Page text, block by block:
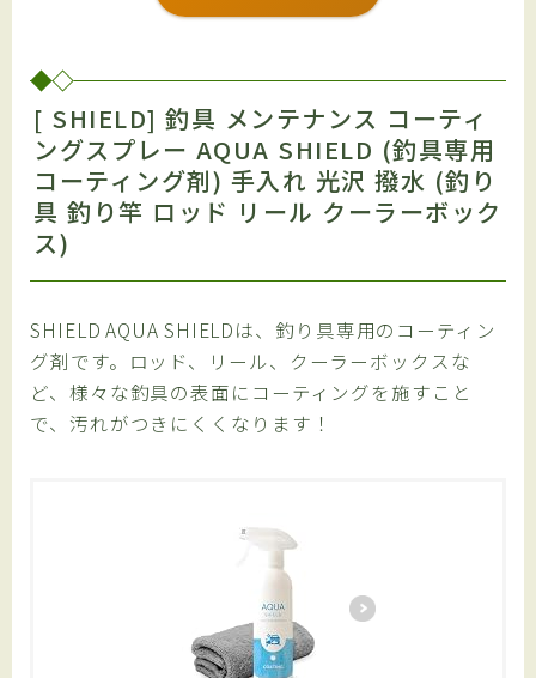
[ SHIELD] 釣具 メンテナンス コーティ
ングスプレー AQUA SHIELD (釣具専用
コーティング剤) 手入れ 光沢 撥水 (釣り
具 釣り竿 ロッド リール クーラーボック
ス)
SHIELD AQUA SHIELDは、釣り具専用のコーティン
グ剤です。ロッド、リール、クーラーボックスな
ど、様々な釣具の表面にコーティングを施すこと
で、汚れがつきにくくなります！